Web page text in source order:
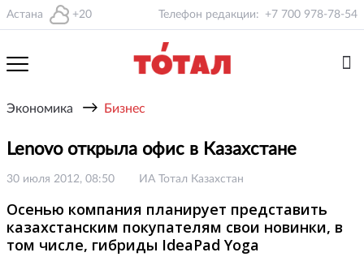
Астана +20 Телефон редакции: +7 700 978-78-54
Экономика → Бизнес
Lenovo открыла офис в Казахстане
30 июля 2012, 08:50 ИА Тотал Казахстан
Осенью компания планирует представить
казахстанским покупателям свои новинки, в
том числе, гибриды IdeaPad Yoga